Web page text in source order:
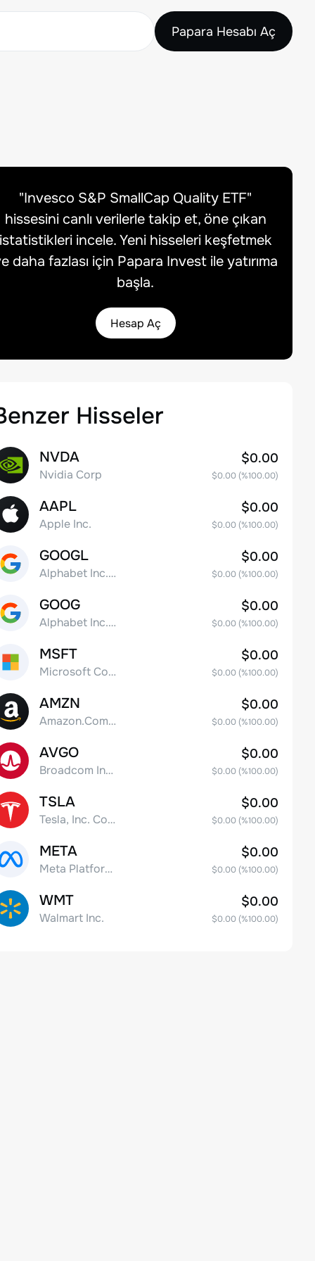
Papara Hesabı Aç
"Invesco S&P SmallCap Quality ETF"
hissesini canlı verilerle takip et, öne çıkan
incele. Yeni hisseleri keşfetmek
daha fazlası için Papara Invest ile yatırıma
başla.
Hesap Aç
Hisseler
NVDA
Nvidia Corp
$0.00
$0.00(%100.00)
AAPL
Apple Inc.
$0.00
$0.00(%100.00)
GOOGL
Alphabet Inc. Class A Common Stock
$0.00
$0.00(%100.00)
GOOG
Alphabet Inc. Class C Capital Stock
$0.00
$0.00(%100.00)
MSFT
Microsoft Corp
$0.00
$0.00(%100.00)
AMZN
Amazon.Com Inc
$0.00
$0.00(%100.00)
AVGO
Broadcom Inc. Common Stock
$0.00
$0.00(%100.00)
TSLA
Tesla, Inc. Common Stock
$0.00
$0.00(%100.00)
META
Meta Platforms, Inc. Class A Common Stock
$0.00
$0.00(%100.00)
WMT
Walmart Inc.
$0.00
$0.00(%100.00)